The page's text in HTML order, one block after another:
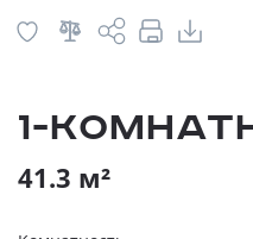
Акции
Новости
1-
41.3 м²
*